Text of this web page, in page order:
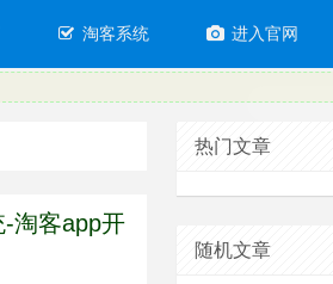
淘客系统 进入官网
淘客app开
热门文章
随机文章